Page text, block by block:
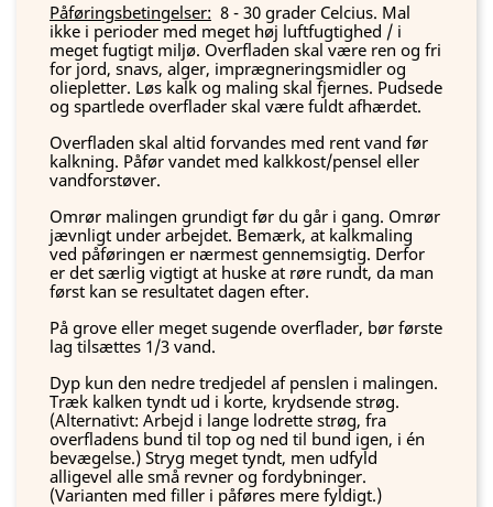
Påføringsbetingelser: 8 - 30 grader Celcius. Mal
ikke i perioder med meget høj luftfugtighed / i
meget fugtigt miljø. Overfladen skal være ren og fri
for jord, snavs, alger, imprægneringsmidler og
oliepletter. Løs kalk og maling skal fjernes. Pudsede
og spartlede overflader skal være fuldt afhærdet.
Overfladen skal altid forvandes med rent vand før
kalkning. Påfør vandet med kalkkost/pensel eller
vandforstøver.
Omrør malingen grundigt før du går i gang. Omrør
jævnligt under arbejdet. Bemærk, at kalkmaling
ved påføringen er nærmest gennemsigtig. Derfor
er det særlig vigtigt at huske at røre rundt, da man
først kan se resultatet dagen efter.
På grove eller meget sugende overflader, bør første
lag tilsættes 1/3 vand.
Dyp kun den nedre tredjedel af penslen i malingen.
Træk kalken tyndt ud i korte, krydsende strøg.
(Alternativt: Arbejd i lange lodrette strøg, fra
overfladens bund til top og ned til bund igen, i én
bevægelse.) Stryg meget tyndt, men udfyld
alligevel alle små revner og fordybninger.
(Varianten med filler i påføres mere fyldigt.)